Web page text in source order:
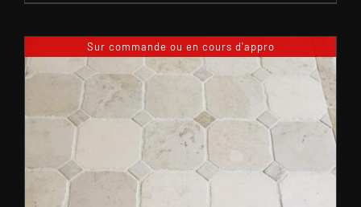
Sur commande ou en cours d'appro